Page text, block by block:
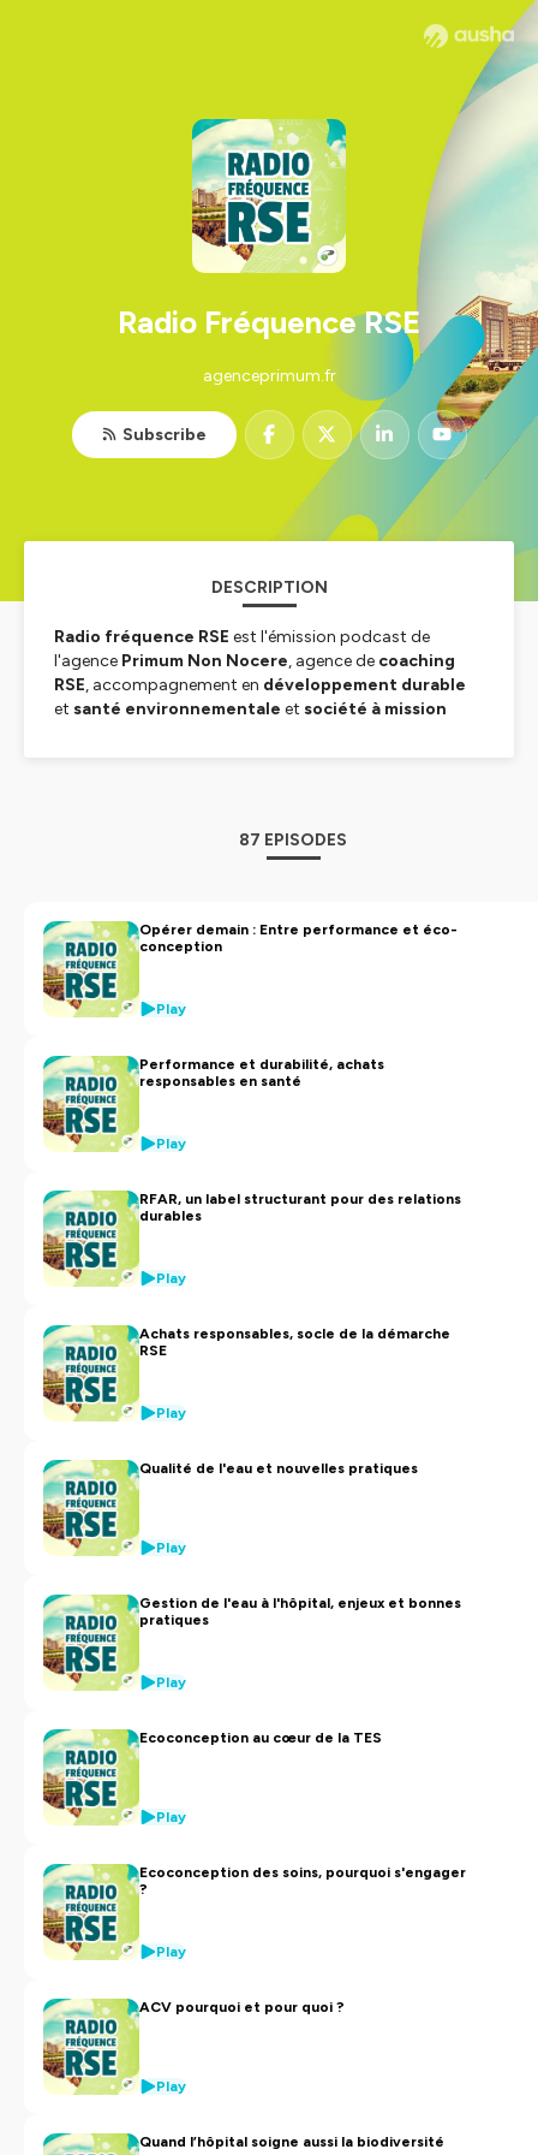
Radio Fréquence RSE
agenceprimum.fr
Subscribe
DESCRIPTION
Radio fréquence RSE est l'émission podcast de
l'agence Primum Non Nocere, agence de coaching
RSE, accompagnement en développement durable
et santé environnementale et société à mission
ausha.co/politique-de-
87 EPISODES
Opérer demain : Entre performance et éco-
conception
Play
Performance et durabilité, achats
responsables en santé
Play
RFAR, un label structurant pour des relations
durables
Play
Achats responsables, socle de la démarche
RSE
Play
Qualité de l'eau et nouvelles pratiques
Play
Gestion de l'eau à l'hôpital, enjeux et bonnes
pratiques
Play
Ecoconception au cœur de la TES
Play
Ecoconception des soins, pourquoi s'engager
?
Play
ACV pourquoi et pour quoi ?
Play
Quand l’hôpital soigne aussi la biodiversité